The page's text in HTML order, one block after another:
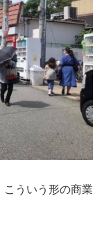
こういう形の商業